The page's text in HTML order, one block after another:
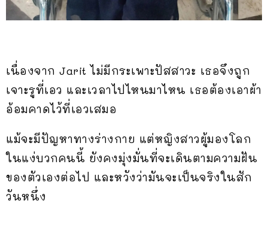
เนื่องจาก Jarit ไม่มีกระเพาะปัสสาวะ เธอจึงถูก
เจาะรูที่เอว และเวลาไปไหนมาไหน เธอต้องเอาผ้า
อ้อมคาดไว้ที่เอวเสมอ
แม้จะมีปัญหาทางร่างกาย แต่หญิงสาวผู้มองโลก
ในแง่บวกคนนี้ ยังคงมุ่งมั่นที่จะเดินตามความฝัน
ของตัวเองต่อไป และหวังว่ามันจะเป็นจริงในสัก
วันหนึ่ง